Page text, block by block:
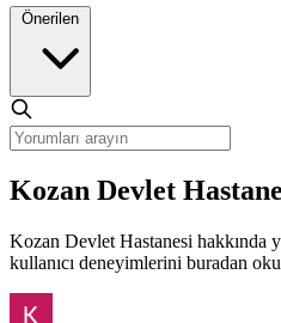
Kozan Devlet
Kozan Devlet Hastanesi hakkında
kullanıcı deneyimlerini buradan